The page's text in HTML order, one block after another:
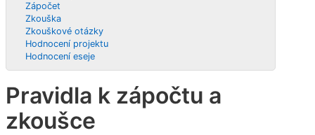
Zápočet
Zkouška
Zkouškové otázky
Hodnocení projektu
Hodnocení eseje
Pravidla k zápočtu a
zkoušce